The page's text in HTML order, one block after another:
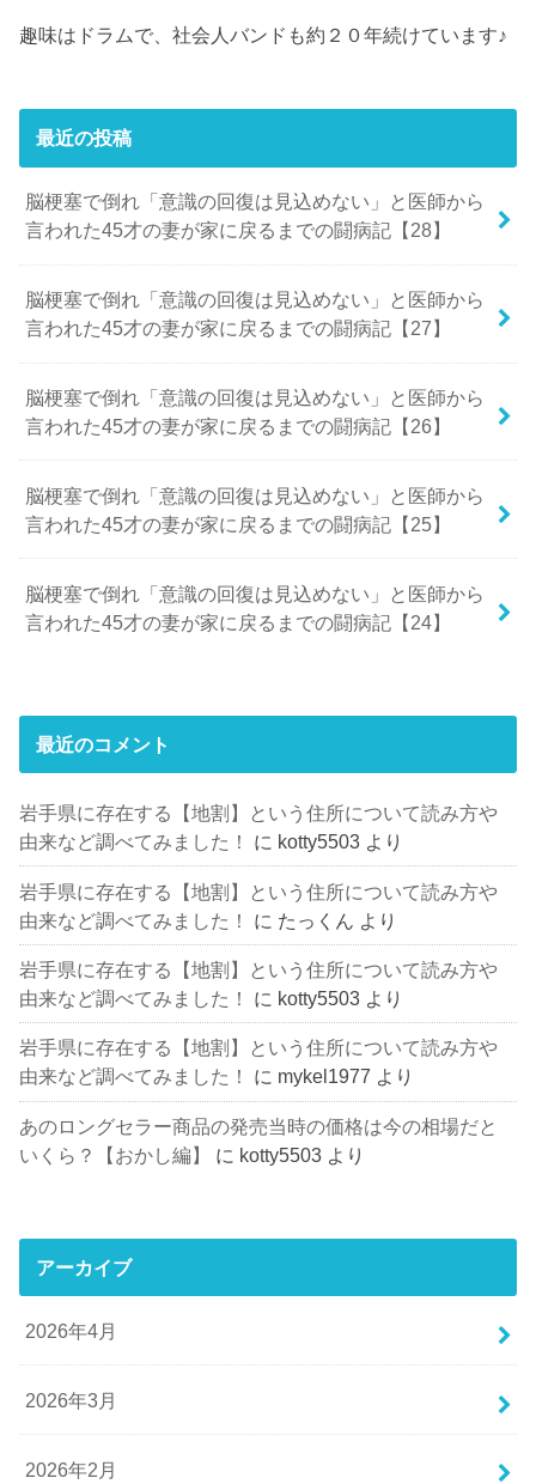
趣味はドラムで、社会人バンドも約２０年続けています♪
最近の投稿
脳梗塞で倒れ「意識の回復は見込めない」と医師から
言われた45才の妻が家に戻るまでの闘病記【28】
脳梗塞で倒れ「意識の回復は見込めない」と医師から
言われた45才の妻が家に戻るまでの闘病記【27】
脳梗塞で倒れ「意識の回復は見込めない」と医師から
言われた45才の妻が家に戻るまでの闘病記【26】
脳梗塞で倒れ「意識の回復は見込めない」と医師から
言われた45才の妻が家に戻るまでの闘病記【25】
脳梗塞で倒れ「意識の回復は見込めない」と医師から
言われた45才の妻が家に戻るまでの闘病記【24】
最近のコメント
岩手県に存在する【地割】という住所について読み方や
由来など調べてみました！
に kotty5503 より
岩手県に存在する【地割】という住所について読み方や
由来など調べてみました！
に たっくん より
岩手県に存在する【地割】という住所について読み方や
由来など調べてみました！
に kotty5503 より
岩手県に存在する【地割】という住所について読み方や
由来など調べてみました！
に mykel1977 より
あのロングセラー商品の発売当時の価格は今の相場だと
いくら？【おかし編】
に kotty5503 より
アーカイブ
2026年4月
2026年3月
2026年2月